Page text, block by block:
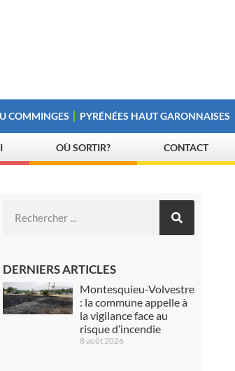
COMMINGES PYRÉNÉES HAUT GARONNAISES
OÙ SORTIR? CONTACT
DERNIERS ARTICLES
Montesquieu-Volvestre
: la commune appelle à
la vigilance face au
risque d’incendie
8 août 2026